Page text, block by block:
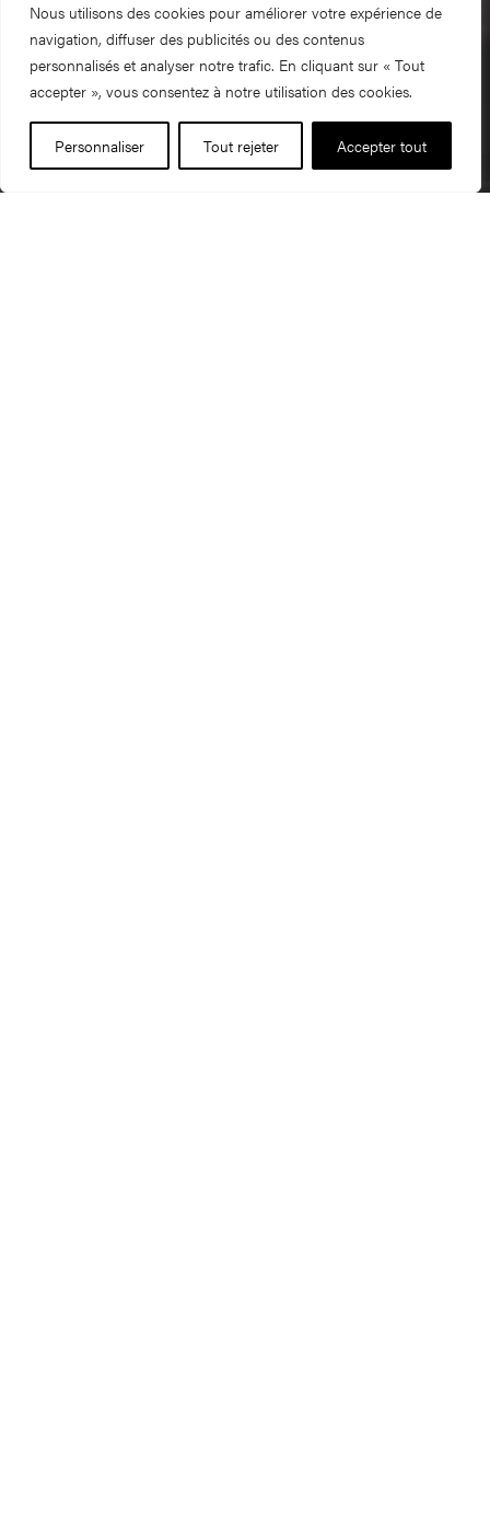
Nous utilisons des cookies pour améliorer votre expérience de
navigation, diffuser des publicités ou des contenus
personnalisés et analyser notre trafic. En cliquant sur « Tout
accepter », vous consentez à notre utilisation des cookies.
Personnaliser Tout rejeter Accepter tout